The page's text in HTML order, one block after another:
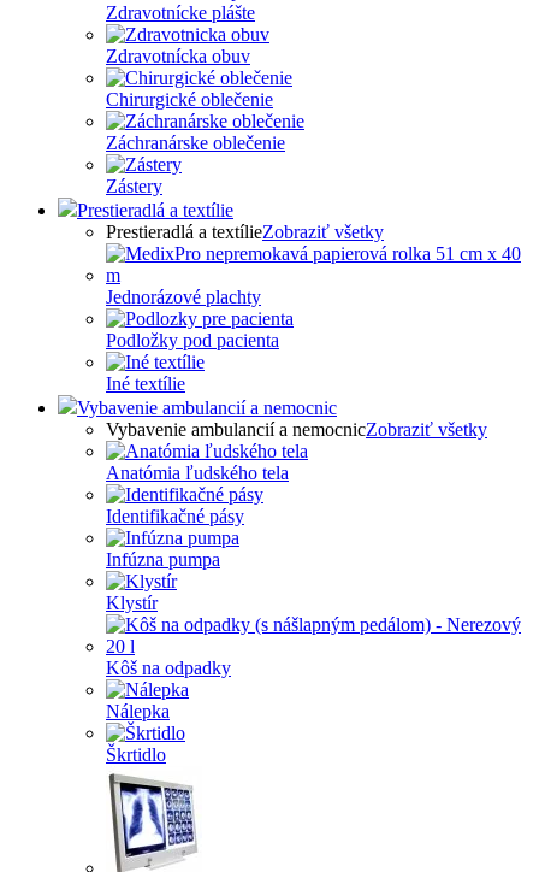
Zdravotnícke plášte
Zdravotnícka obuv
Chirurgické oblečenie
Záchranárske oblečenie
Zástery
Prestieradlá a textílie
Prestieradlá a textílieZobraziť všetky
Jednorázové plachty
Podložky pod pacienta
Iné textílie
Vybavenie ambulancií a nemocnic
Vybavenie ambulancií a nemocnicZobraziť všetky
Anatómia ľudského tela
Identifikačné pásy
Infúzna pumpa
Klystír
Kôš na odpadky
Nálepka
Škrtidlo